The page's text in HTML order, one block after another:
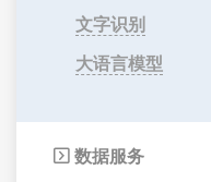
文字识别
大语言模型
 数据服务